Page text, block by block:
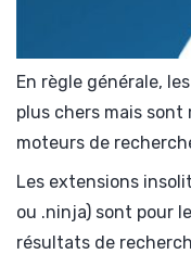
En règle générale,
plus chers mais
moteurs de
Les extensions
ou .ninja) sont pour
résultats de